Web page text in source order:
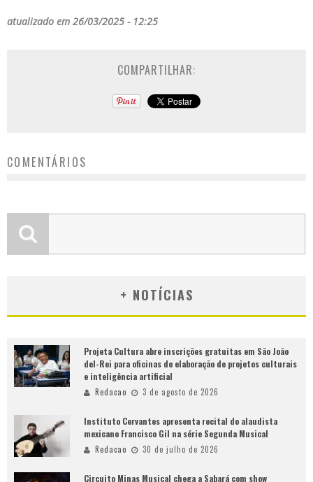
atualizado em 26/03/2025 - 12:25
COMPARTILHAR:
COMENTÁRIOS
+ NOTÍCIAS
Projeta Cultura abre inscrições gratuitas em São João
del-Rei para oficinas de elaboração de projetos culturais
e inteligência artificial
Redacao 3 de agosto de 2026
Instituto Cervantes apresenta recital do alaudista
mexicano Francisco Gil na série Segunda Musical
Redacao 30 de julho de 2026
Circuito Minas Musical chega a Sabará com show